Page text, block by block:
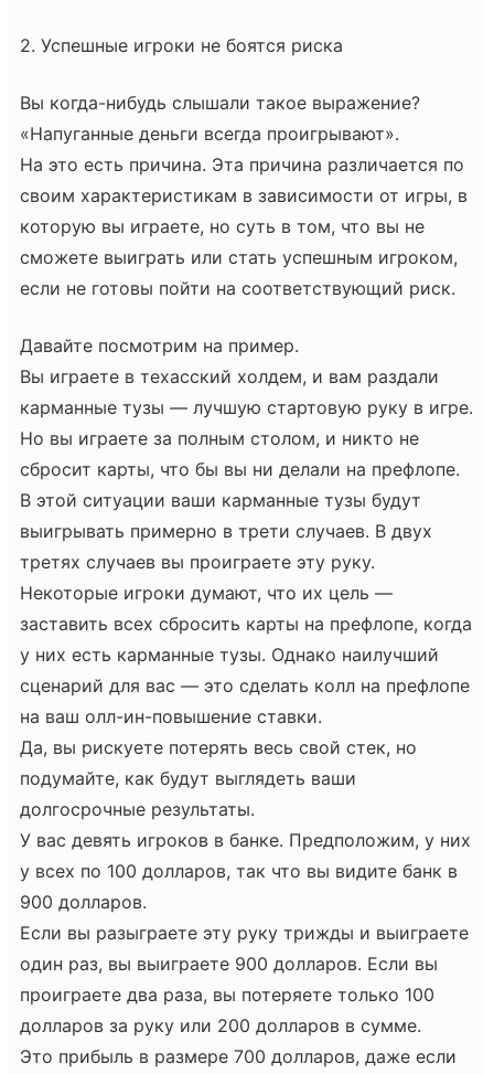
2. Успешные игроки не боятся риска
Вы когда-нибудь слышали такое выражение?
«Напуганные деньги всегда проигрывают».
На это есть причина. Эта причина различается по
своим характеристикам в зависимости от игры, в
которую вы играете, но суть в том, что вы не
сможете выиграть или стать успешным игроком,
если не готовы пойти на соответствующий риск.
Давайте посмотрим на пример.
Вы играете в техасский холдем, и вам раздали
карманные тузы — лучшую стартовую руку в игре.
Но вы играете за полным столом, и никто не
сбросит карты, что бы вы ни делали на префлопе.
В этой ситуации ваши карманные тузы будут
выигрывать примерно в трети случаев. В двух
третях случаев вы проиграете эту руку.
Некоторые игроки думают, что их цель —
заставить всех сбросить карты на префлопе, когда
у них есть карманные тузы. Однако наилучший
сценарий для вас — это сделать колл на префлопе
на ваш олл-ин-повышение ставки.
Да, вы рискуете потерять весь свой стек, но
подумайте, как будут выглядеть ваши
долгосрочные результаты.
У вас девять игроков в банке. Предположим, у них
у всех по 100 долларов, так что вы видите банк в
900 долларов.
Если вы разыграете эту руку трижды и выиграете
один раз, вы выиграете 900 долларов. Если вы
проиграете два раза, вы потеряете только 100
долларов за руку или 200 долларов в сумме.
Это прибыль в размере 700 долларов, даже если